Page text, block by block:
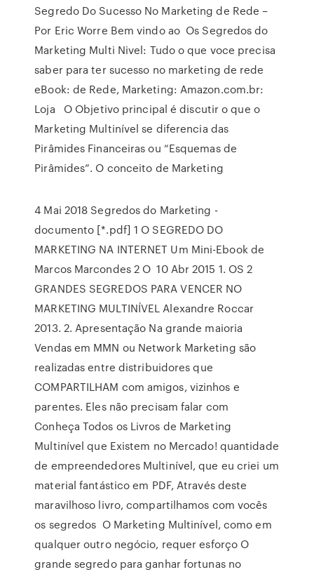
Segredo Do Sucesso No Marketing de Rede –
Por Eric Worre Bem vindo ao Os Segredos do
Marketing Multi Nivel: Tudo o que voce precisa
saber para ter sucesso no marketing de rede
eBook: de Rede, Marketing: Amazon.com.br:
Loja O Objetivo principal é discutir o que o
Marketing Multinível se diferencia das
Pirâmides Financeiras ou “Esquemas de
Pirâmides”. O conceito de Marketing
4 Mai 2018 Segredos do Marketing -
documento [*.pdf] 1 O SEGREDO DO
MARKETING NA INTERNET Um Mini-Ebook de
Marcos Marcondes 2 O 10 Abr 2015 1. OS 2
GRANDES SEGREDOS PARA VENCER NO
MARKETING MULTINÍVEL Alexandre Roccar
2013. 2. Apresentação Na grande maioria
Vendas em MMN ou Network Marketing são
realizadas entre distribuidores que
COMPARTILHAM com amigos, vizinhos e
parentes. Eles não precisam falar com
Conheça Todos os Livros de Marketing
Multinível que Existem no Mercado! quantidade
de empreendedores Multinível, que eu criei um
material fantástico em PDF, Através deste
maravilhoso livro, compartilhamos com vocês
os segredos O Marketing Multinível, como em
qualquer outro negócio, requer esforço O
grande segredo para ganhar fortunas no